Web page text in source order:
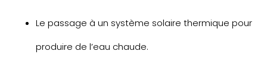
Le passage à un système solaire thermique pour
produire de l’eau chaude.